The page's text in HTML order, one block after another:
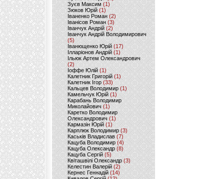
Зуєв Максим(1)
Зюков Юрій (1)
Іваненко Роман (2)
Іванісов Роман (3)
Іванчук Андрій(2)
Іванчук Андрій Володимирович
(5)
Іванющенко Юрій (17)
Ілларіонов Андрій (1)
Ільюк Артем Олександрович
(2)
Іоффе Юлій (1)
Калетник Григорій(1)
Калетник Ігор (33)
Кальцев Володимир(1)
Камельчук Юрій (1)
Карабань Володимир
Миколайович (1)
Каретко Володимир
Олександрович (1)
Кармазін Юрій(1)
Карплюк Володимир(3)
Каськів Владислав (7)
Кацуба Володимир (4)
Кацуба Олександр (8)
Кацуба Сергій (5)
Квіташвілі Олександр(3)
Келестин Валерій(2)
Кернес Геннадій (14)